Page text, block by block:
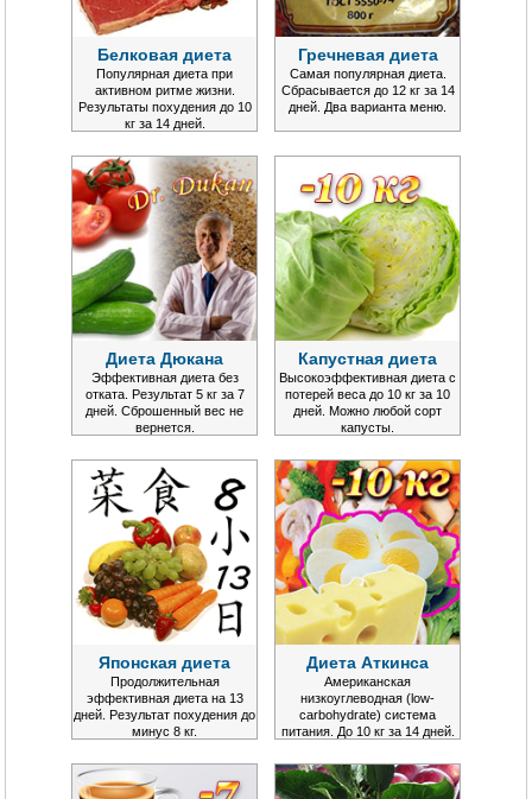
Белковая диета
Популярная диета при
активном ритме жизни.
Результаты похудения до 10
кг за 14 дней.
Гречневая диета
Самая популярная диета.
Сбрасывается до 12 кг за 14
дней. Два варианта меню.
Диета Дюкана
Эффективная диета без
отката. Результат 5 кг за 7
дней. Сброшенный вес не
вернется.
Капустная диета
Высокоэффективная диета с
потерей веса до 10 кг за 10
дней. Можно любой сорт
капусты.
Японская диета
Продолжительная
эффективная диета на 13
дней. Результат похудения до
минус 8 кг.
Диета Аткинса
Американская
низкоуглеводная (low-
carbohydrate) система
питания. До 10 кг за 14 дней.